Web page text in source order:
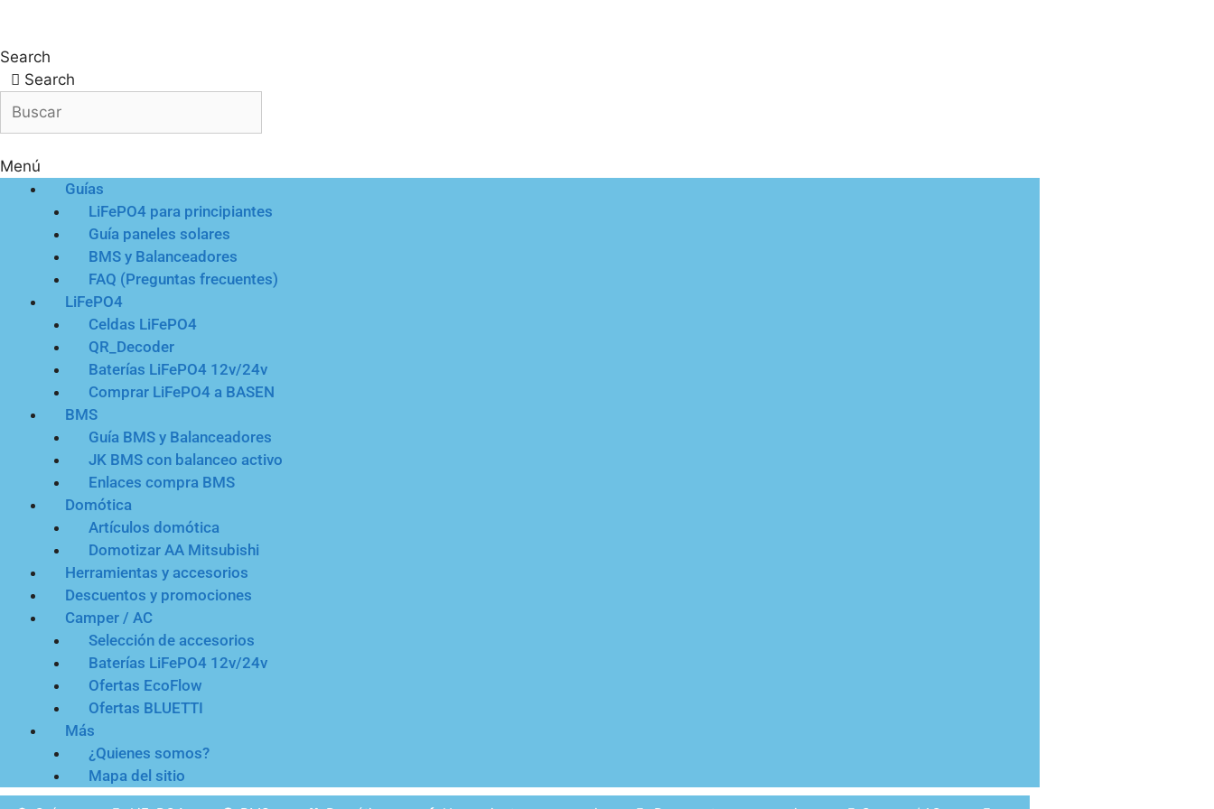
Search
Search
Menú
Guías
LiFePO4 para principiantes
Guía paneles solares
BMS y Balanceadores
FAQ (Preguntas frecuentes)
LiFePO4
Celdas LiFePO4
QR_Decoder
Baterías LiFePO4 12v/24v
Comprar LiFePO4 a BASEN
BMS
Guía BMS y Balanceadores
JK BMS con balanceo activo
Enlaces compra BMS
Domótica
Artículos domótica
Domotizar AA Mitsubishi
Herramientas y accesorios
Descuentos y promociones
Camper / AC
Selección de accesorios
Baterías LiFePO4 12v/24v
Ofertas EcoFlow
Ofertas BLUETTI
Más
¿Quienes somos?
Mapa del sitio